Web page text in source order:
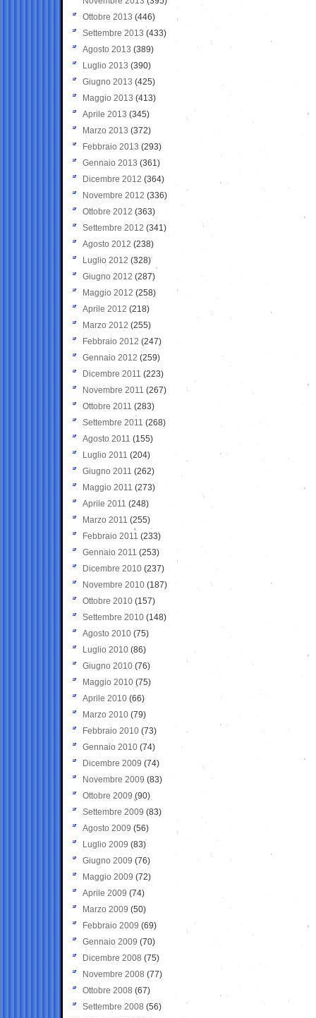
Ottobre 2013 (446)
Settembre 2013 (433)
Agosto 2013 (389)
Luglio 2013 (390)
Giugno 2013 (425)
Maggio 2013 (413)
Aprile 2013 (345)
Marzo 2013 (372)
Febbraio 2013 (293)
Gennaio 2013 (361)
Dicembre 2012 (364)
Novembre 2012 (336)
Ottobre 2012 (363)
Settembre 2012 (341)
Agosto 2012 (238)
Luglio 2012 (328)
Giugno 2012 (287)
Maggio 2012 (258)
Aprile 2012 (218)
Marzo 2012 (255)
Febbraio 2012 (247)
Gennaio 2012 (259)
Dicembre 2011 (223)
Novembre 2011 (267)
Ottobre 2011 (283)
Settembre 2011 (268)
Agosto 2011 (155)
Luglio 2011 (204)
Giugno 2011 (262)
Maggio 2011 (273)
Aprile 2011 (248)
Marzo 2011 (255)
Febbraio 2011 (233)
Gennaio 2011 (253)
Dicembre 2010 (237)
Novembre 2010 (187)
Ottobre 2010 (157)
Settembre 2010 (148)
Agosto 2010 (75)
Luglio 2010 (86)
Giugno 2010 (76)
Maggio 2010 (75)
Aprile 2010 (66)
Marzo 2010 (79)
Febbraio 2010 (73)
Gennaio 2010 (74)
Dicembre 2009 (74)
Novembre 2009 (83)
Ottobre 2009 (90)
Settembre 2009 (83)
Agosto 2009 (56)
Luglio 2009 (83)
Giugno 2009 (76)
Maggio 2009 (72)
Aprile 2009 (74)
Marzo 2009 (50)
Febbraio 2009 (69)
Gennaio 2009 (70)
Dicembre 2008 (75)
Novembre 2008 (77)
Ottobre 2008 (67)
Settembre 2008 (56)